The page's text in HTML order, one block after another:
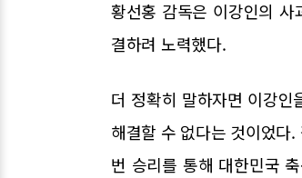
황선홍 감독은 이강인의
결하려 노력했다.
더 정확히 말하자면 이강
해결할 수 없다는 것이었다
번 승리를 통해 대한민국